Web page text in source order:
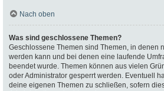
Nach oben
Was sind geschlossene Themen?
Geschlossene Themen sind Themen, in denen
werden kann und bei denen eine laufende
beendet wurde. Themen können aus vielen
oder Administrator gesperrt werden. Eventuell
deine eigenen Themen zu schließen, sofern